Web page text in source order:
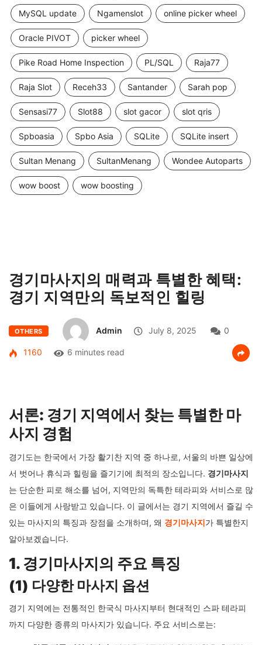
MySQL update Ngamenslot online picker wheel
Oracle PIVOT picker wheel
Pike Road Home Inspection PL/SQL Raja77
Raja Slot Receh33 Santander Sarah pop
Sensasi77 Slot88 slot gacor slot qris
Spboasia Spbo Asia SQLite SQLite insert
Sultan Menang SultanMenang Wondee Autoparts
wow boost wow boosting
경기마사지의 매력과 특별한 혜택:
경기 지역만의 독보적인 힐링
OTHERS Admin July 8, 2025 0
1160 6 minutes read
서론: 경기 지역에서 찾는 특별한 마
사지 경험
경기도는 한국에서 가장 활기찬 지역 중 하나로, 서울의 바쁜 일상에
서 벗어나 휴식과 힐링을 즐기기에 최적의 장소입니다.